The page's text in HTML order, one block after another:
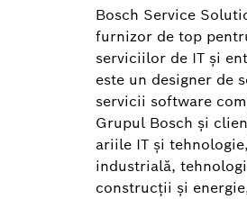
Bosch Service
furnizor de top
serviciilor de IT și
este un designer de
servicii software
Grupul Bosch și
ariile IT și
industrială,
construcții și